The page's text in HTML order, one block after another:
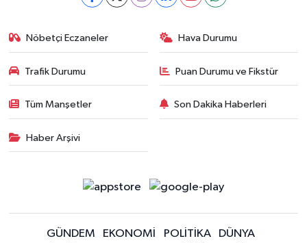
Nöbetçi Eczaneler Hava Durumu
Trafik Durumu Puan Durumu ve Fikstür
Tüm Manşetler Son Dakika Haberleri
Haber Arşivi
GÜNDEM EKONOMİ POLİTİKA
DÜNYA